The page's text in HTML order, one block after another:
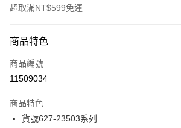
超取滿NT$599免運
信用卡一次付款
信用卡分期付款
合作金庫商業銀行
華南商業銀行
超商取貨付款
商品特色
商品編號
11509034
商品特色
貨號627-23503系列